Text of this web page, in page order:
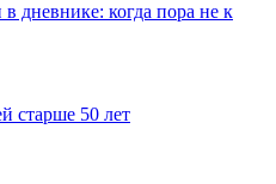
дневнике: когда пора не к
старше 50 лет